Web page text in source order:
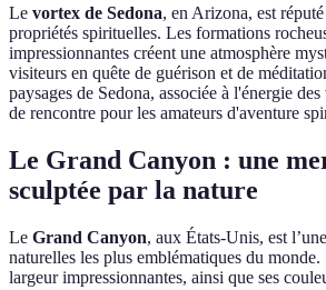
Le vortex de Sedona, en Arizona, est
propriétés spirituelles. Les formations
impressionnantes créent une atmosphère
visiteurs en quête de guérison et de
paysages de Sedona, associée à l'énergie
de rencontre pour les amateurs d'aventure
Le Grand Canyon : une
sculptée par la nature
Le Grand Canyon, aux États-Unis, est
naturelles les plus emblématiques du monde.
largeur impressionnantes, ainsi que ses